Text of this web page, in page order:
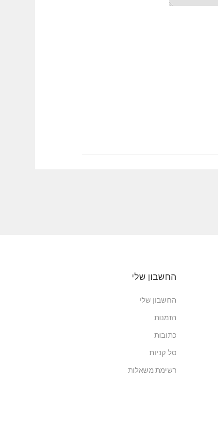
החשבון שלי
החשבון שלי
הזמנות
כתובות
סל קניות
רשימת משאלות